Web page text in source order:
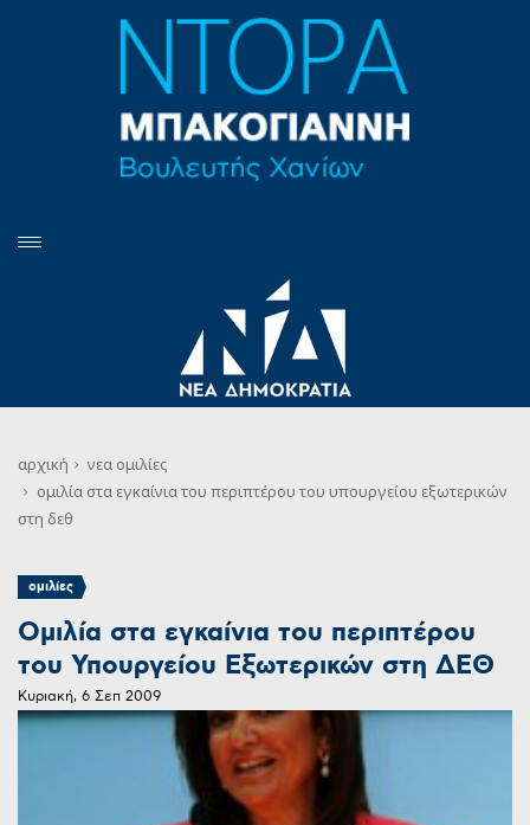
αρχική νεα ομιλίες
ομιλία στα εγκαίνια του περιπτέρου του υπουργείου εξωτερικών
στη δεθ
ομιλίες
Ομιλία στα εγκαίνια του περιπτέρου
του Υπουργείου Εξωτερικών στη ΔΕΘ
Κυριακή, 6 Σεπ 2009